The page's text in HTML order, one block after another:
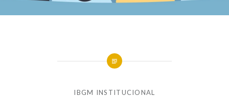
IBGM INSTITUCIONAL